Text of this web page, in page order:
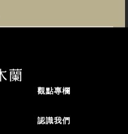
觀點專欄
認識我們